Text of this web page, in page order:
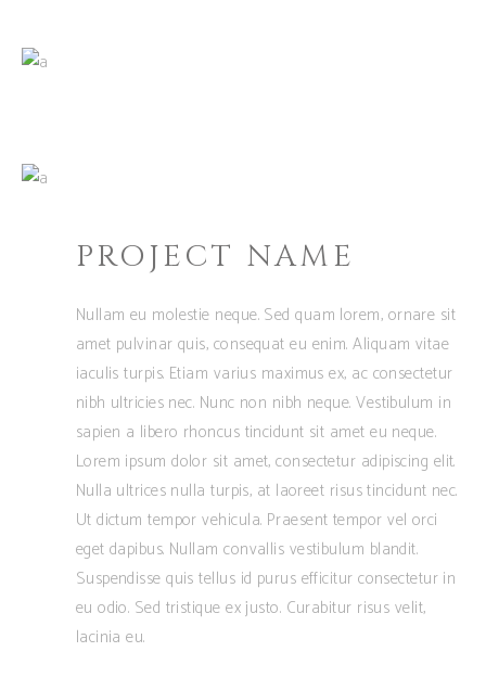
PROJECT NAME
Nullam eu molestie neque. Sed quam lorem, ornare sit
amet pulvinar quis, consequat eu enim. Aliquam vitae
iaculis turpis. Etiam varius maximus ex, ac consectetur
nibh ultricies nec. Nunc non nibh neque. Vestibulum in
sapien a libero rhoncus tincidunt sit amet eu neque.
Lorem ipsum dolor sit amet, consectetur adipiscing elit.
Nulla ultrices nulla turpis, at laoreet risus tincidunt nec.
Ut dictum tempor vehicula. Praesent tempor vel orci
eget dapibus. Nullam convallis vestibulum blandit.
Suspendisse quis tellus id purus efficitur consectetur in
eu odio. Sed tristique ex justo. Curabitur risus velit,
lacinia eu.